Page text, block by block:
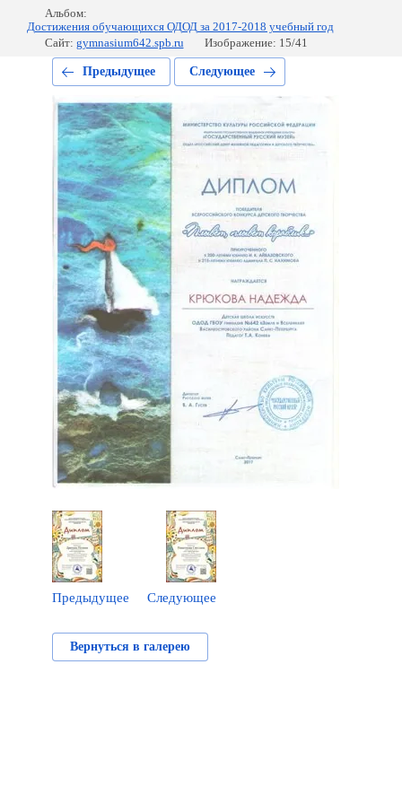
Альбом:
Достижения обучающихся ОДОД за 2017-2018 учебный год
Сайт: gymnasium642.spb.ru Изображение: 15/41
Предыдущее Следующее
Предыдущее Следующее
Вернуться в галерею